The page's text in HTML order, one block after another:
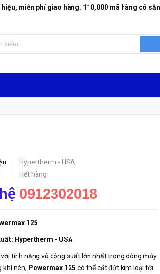
miễn phí giao hàng. 110,000 mã hàng có sẵn
Hypertherm - USA
Hết hàng
0912302018
125
Hypertherm - USA
với tính năng và công suất lớn nhất trong dòng máy
khí nén, Powermax 125 có thể cắt đứt kim loại tới